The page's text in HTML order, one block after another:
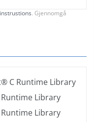
. Gjennomgå
C Runtime Library
Library
Library